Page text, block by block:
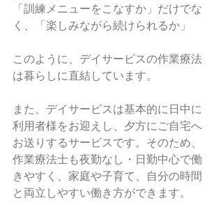
「訓練メニューをこなすか」だけでな
く、「楽しみながら続けられるか」
このように、デイサービスの作業療法
は暮らしに直結しています。
また、デイサービスは基本的に日中に
利用者様をお迎えし、夕方にご自宅へ
お送りするサービスです。そのため、
作業療法士も夜勤なし・日勤中心で働
きやすく、家庭や子育て、自分の時間
と両立しやすい働き方ができます。